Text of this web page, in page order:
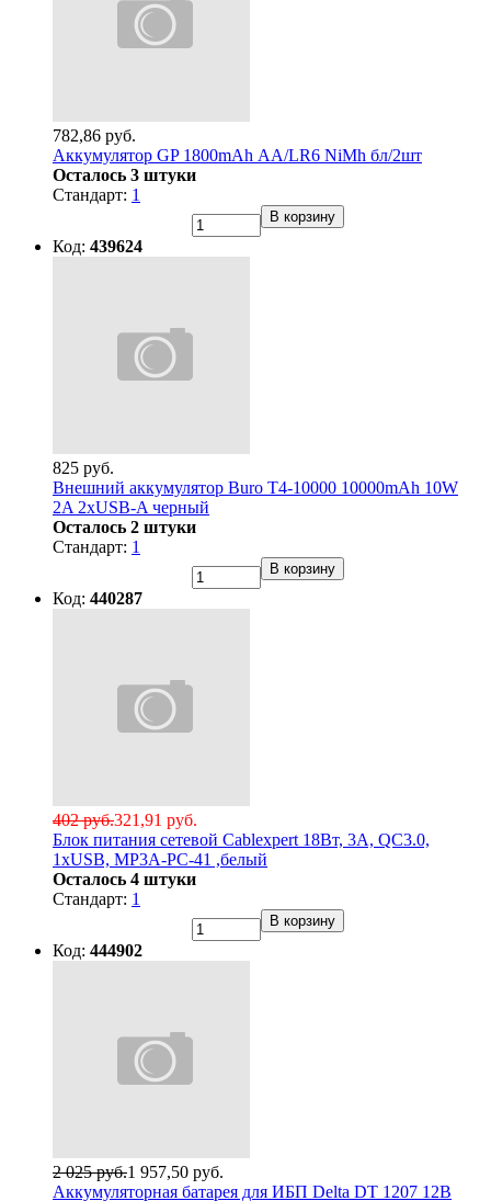
782,86 руб.
Аккумулятор GP 1800mAh АА/LR6 NiMh бл/2шт
Осталось 3 штуки
Стандарт: 1
В корзину
Код: 439624
825 руб.
Внешний аккумулятор Buro T4-10000 10000mAh 10W
2A 2xUSB-A черный
Осталось 2 штуки
Стандарт: 1
В корзину
Код: 440287
321,91 руб.
402 руб.
Блок питания сетевой Cablexpert 18Вт, 3А, QC3.0,
1xUSB, MP3A-PC-41 ,белый
Осталось 4 штуки
Стандарт: 1
В корзину
Код: 444902
1 957,50 руб.
2 025 руб.
Аккумуляторная батарея для ИБП Delta DT 1207 12В